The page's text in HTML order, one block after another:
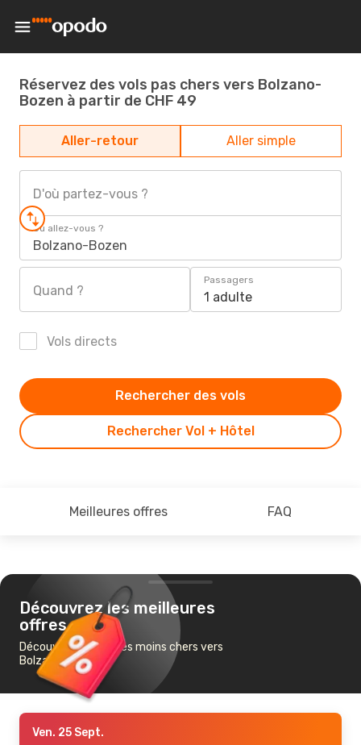
Réservez des vols pas chers vers Bolzano-
Bozen à partir de CHF 49
Aller-retour Aller simple
D'où partez-vous ?
Où allez-vous ?
Bolzano-Bozen
Quand ?
Passagers
1 adulte
Vols directs
Rechercher Vol + Hôtel
Rechercher des vols
Meilleures offres FAQ
Découvrez les meilleures
offres
Découvrez les vols les moins chers vers
Bolzano-Bozen
Ven. 25 Sept.